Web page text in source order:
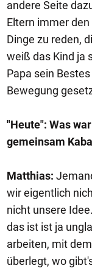
andere Seite
Eltern immer
Dinge zu reden,
weiß das Kind ja
Papa sein
Bewegung
"Heute": Was
gemeinsam
Matthias:
wir eigentlich
nicht unsere
das ist ist ja
arbeiten, mit
überlegt, wo